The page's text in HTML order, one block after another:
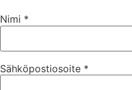
Nimi *
Sähköpostiosoite *